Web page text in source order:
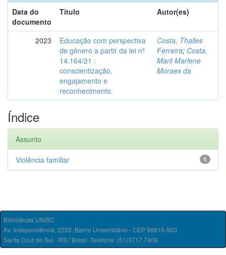
Data do
documento
Título Autor(es)
2023
Educação com perspectiva
de gênero a partir da lei nº
14.164/21 :
conscientização,
engajamento e
reconhecimento.
Costa, Thalles
Ferreira; Costa,
Marli Marlene
Moraes da
Índice
Assunto
1
Violência familiar
Bibliotecas UNISC
Av. Independência, 2293, Bairro Universitário - CEP 96815-900
Santa Cruz do Sul - RS / Brasil. Telefone: (51)3717.7409